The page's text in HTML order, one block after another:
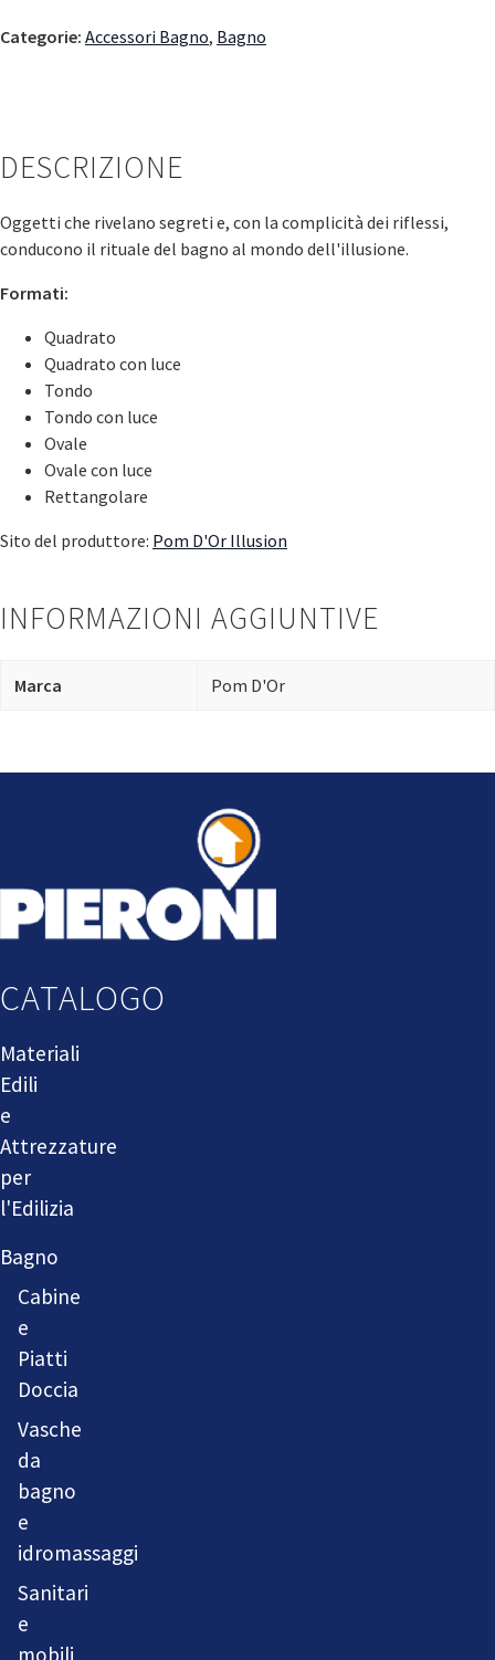
Categorie: Accessori Bagno, Bagno
DESCRIZIONE
Oggetti che rivelano segreti e, con la complicità dei riflessi,
conducono il rituale del bagno al mondo dell'illusione.
Formati:
Quadrato
Quadrato con luce
Tondo
Tondo con luce
Ovale
Ovale con luce
Rettangolare
Sito del produttore: Pom D'Or Illusion
INFORMAZIONI AGGIUNTIVE
Marca Pom D'Or
CATALOGO
Materiali
Edili
e
Attrezzature
per
l'Edilizia
Bagno
Cabine
e
Piatti
Doccia
Vasche
da
bagno
e
idromassaggi
Sanitari
e
mobili